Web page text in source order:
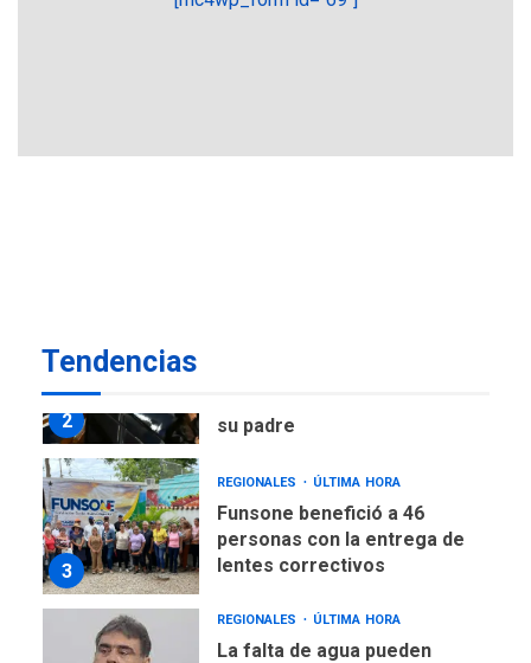
Tendencias
2
su padre
3
REGIONALES ÚLTIMA HORA
Funsone benefició a 46
personas con la entrega de
lentes correctivos
REGIONALES ÚLTIMA HORA
La falta de agua pueden